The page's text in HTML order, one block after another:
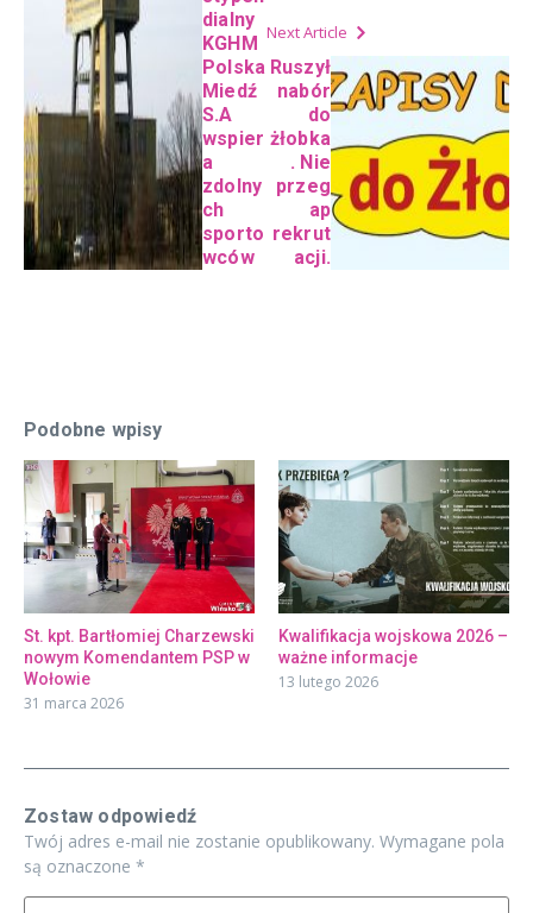
dialny
KGHM
Polska
Miedź
S.A
wspier
a
zdolny
ch
sporto
wców
Next Article
Ruszył
nabór
do
żłobka
. Nie
przeg
ap
rekrut
acji.
Podobne wpisy
St. kpt. Bartłomiej Charzewski
nowym Komendantem PSP w
Wołowie
31 marca 2026
Kwalifikacja wojskowa 2026 –
ważne informacje
13 lutego 2026
Zostaw odpowiedź
Twój adres e-mail nie zostanie opublikowany. Wymagane pola
są oznaczone *